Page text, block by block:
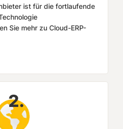
ist für die fortlaufende
Sie mehr zu Cloud-ERP-
2.